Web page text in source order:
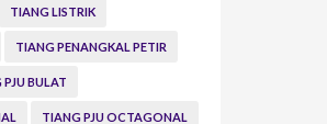
TIANG LISTRIK
TIANG PENANGKAL PETIR
PJU BULAT
TIANG PJU OCTAGONAL